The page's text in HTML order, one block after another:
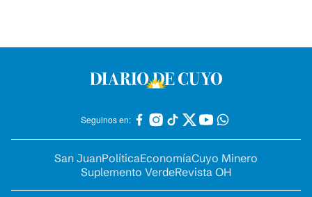
Seguinos en:
San JuanPolíticaEconomíaCuyo Minero
Suplemento VerdeRevista OH